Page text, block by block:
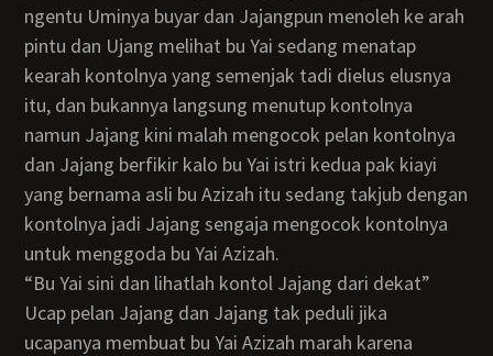
ngentu Uminya buyar dan Jajangpun menoleh ke arah
pintu dan Ujang melihat bu Yai sedang menatap
kearah kontolnya yang semenjak tadi dielus elusnya
itu, dan bukannya langsung menutup kontolnya
namun Jajang kini malah mengocok pelan kontolnya
dan Jajang berfikir kalo bu Yai istri kedua pak kiayi
yang bernama asli bu Azizah itu sedang takjub dengan
kontolnya jadi Jajang sengaja mengocok kontolnya
untuk menggoda bu Yai Azizah.
“Bu Yai sini dan lihatlah kontol Jajang dari dekat”
Ucap pelan Jajang dan Jajang tak peduli jika
ucapanya membuat bu Yai Azizah marah karena